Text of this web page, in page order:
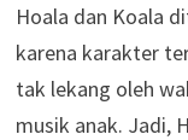
Hoala dan Koala
karena karakter
tak lekang oleh
musik anak. Jadi,